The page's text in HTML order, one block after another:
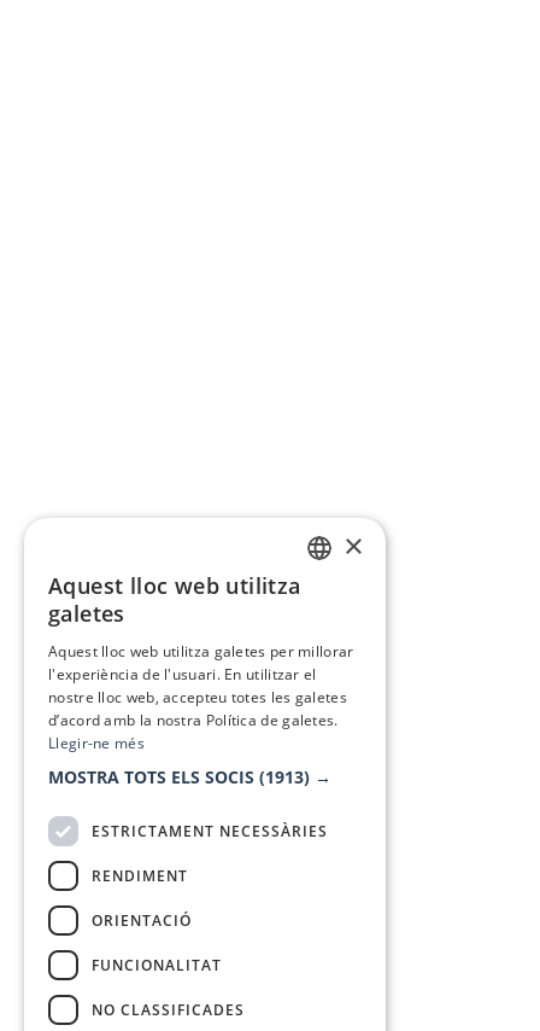
×
Aquest lloc web utilitza
galetes
Aquest lloc web utilitza galetes per millorar
l'experiència de l'usuari. En utilitzar el
nostre lloc web, accepteu totes les galetes
d’acord amb la nostra Política de galetes.
Llegir-ne més
MOSTRA TOTS ELS SOCIS (1913) →
ESTRICTAMENT NECESSÀRIES
RENDIMENT
ORIENTACIÓ
FUNCIONALITAT
NO CLASSIFICADES